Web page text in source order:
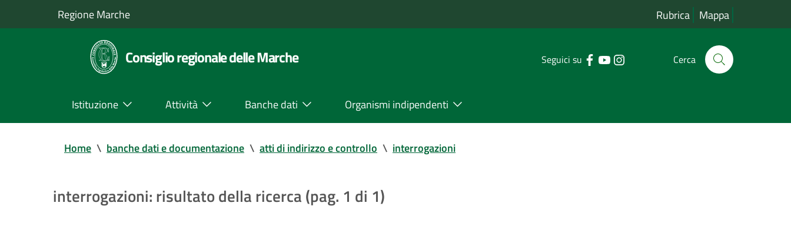
Regione Marche Rubrica Mappa
Consiglio regionale delle Marche Seguici su Cerca
Istituzione Attività Banche dati Organismi indipendenti
Home \ banche dati e documentazione \ atti di indirizzo e controllo \ interrogazioni
interrogazioni: risultato della ricerca (pag. 1 di 1)